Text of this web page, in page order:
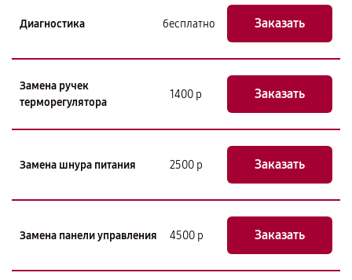
Диагностика бесплатно Заказать
Замена ручек
терморегулятора
1400 р Заказать
Замена шнура питания 2500 р Заказать
Замена панели управления 4500 р Заказать